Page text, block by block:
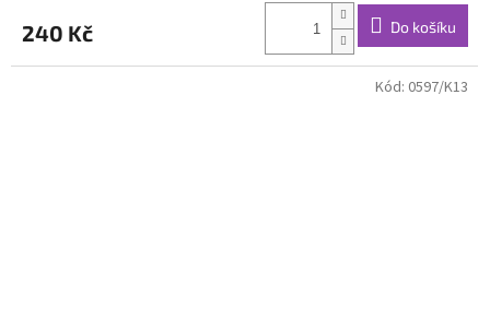
240 Kč Do košíku
Kód: 0597/K13